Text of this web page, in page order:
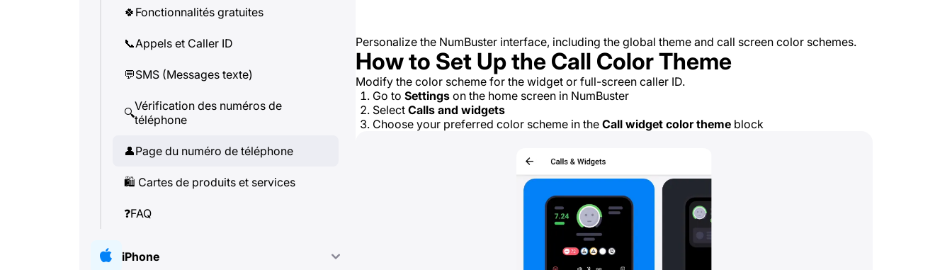
🍀 Fonctionnalités gratuites
📞Appels et Caller ID
💬SMS (Messages texte)
🔍Vérification des numéros de
téléphone
👤Page du numéro de téléphone
🛍 ️ Cartes de produits et services
❓FAQ
iPhone
Personalize the NumBuster interface, including the global theme and call screen color schemes.
How to Set Up the Call Color Theme
Modify the color scheme for the widget or full-screen caller ID.
Go to Settings on the home screen in NumBuster
Select Calls and widgets
Choose your preferred color scheme in the Call widget color theme block